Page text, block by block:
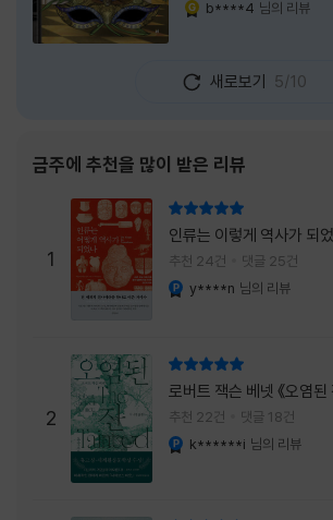
주인공은 호텔리어로서의
는 과정에서 나오미가 다
모든 책임을 지고 형사직
을 받게 된다. 그렇게 끝난 4권 이후, 나는 5권
이 출간되기만을 기다렸
어가 된 닛타 고스케의 모
때문이다. 그동안 호텔에서 잠복 수사를 하며
어설픈 호텔리어의 가면
는 가면
b****4 님의 리뷰
새로보기 5/10
금주에 추천을 많이 받은 리뷰
1
인류는 이렇게 역사가 되었다 <인류는 어
역사가 되었나>
추천 24건 댓글 25건
y****n 님의 리뷰
2
로버트 잭슨 베넷 《오염된
주는 실감과 미스터리 사
내는 최상의 시너지...
추천 22건 댓글 18건
k******i 님의 리뷰